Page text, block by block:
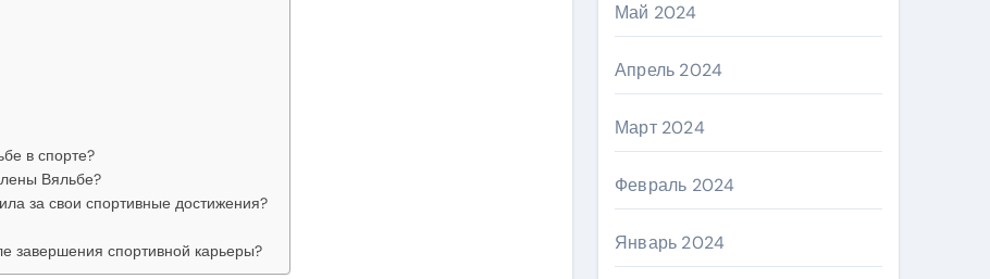
в спорте?
Вяльбе?
за свои спортивные достижения?
завершения спортивной карьеры?
Май 2024
Апрель 2024
Март 2024
Февраль 2024
Январь 2024